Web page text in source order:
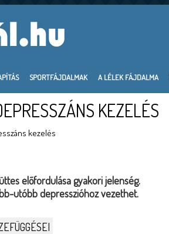
SPORTFÁJDALMAK A LÉLEK FÁJDALMA
KEZELÉS
kezelés
előfordulása gyakori jelenség.
utóbb depresszióhoz vezethet.